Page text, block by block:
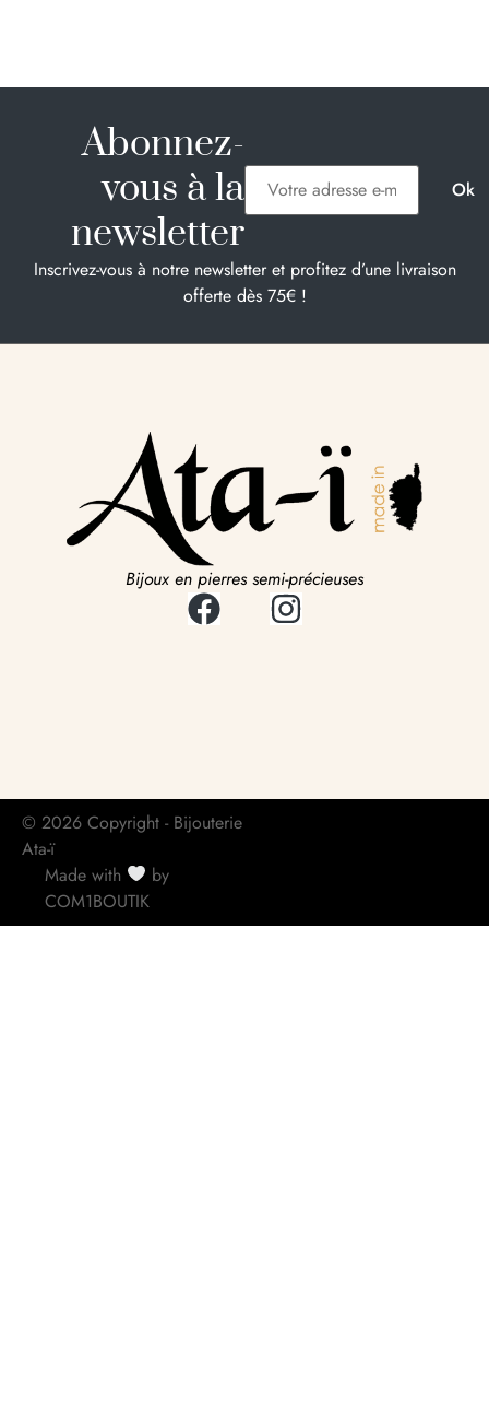
Abonnez-
vous à la
newsletter
Inscrivez-vous à notre newsletter et profitez d’une livraison
offerte dès 75€ !
Bijoux en pierres semi-précieuses
© 2026 Copyright - Bijouterie
Ata-ï
Made with
by
COM1BOUTIK